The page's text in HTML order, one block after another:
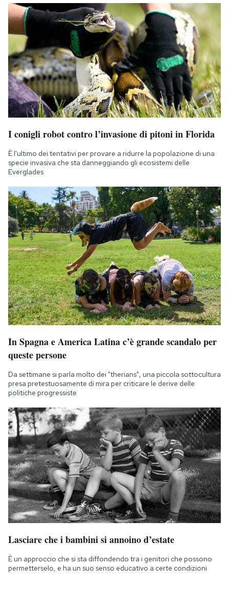
SHOP
CALENDARIO
AREA PERSONALE
Area Personale
Newsletter
Regala il Post
Hai bisogno di aiuto?
I conigli robot contro l’invasione di pitoni in Florida
È l'ultimo dei tentativi per provare a ridurre la popolazione di una
specie invasiva che sta danneggiando gli ecosistemi delle
Everglades
In Spagna e America Latina c’è grande scandalo per
queste persone
Da settimane si parla molto dei "therians", una piccola sottocultura
presa pretestuosamente di mira per criticare le derive delle
politiche progressiste
Lasciare che i bambini si annoino d’estate
È un approccio che si sta diffondendo tra i genitori che possono
permetterselo, e ha un suo senso educativo a certe condizioni